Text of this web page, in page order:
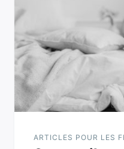
de
l’article
ARTICLES POUR LES